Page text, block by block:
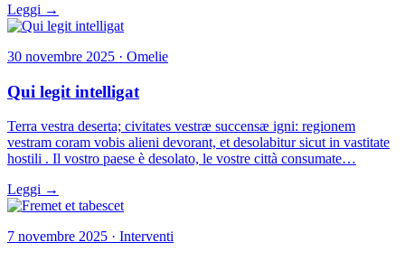
Leggi →
30 novembre 2025 · Omelie
Qui legit intelligat
Terra vestra deserta; civitates vestræ succensæ igni: regionem
vestram coram vobis alieni devorant, et desolabitur sicut in vastitate
hostili . Il vostro paese è desolato, le vostre città consumate…
Leggi →
7 novembre 2025 · Interventi